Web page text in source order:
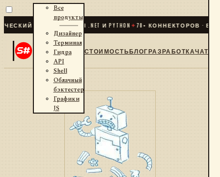
ТРЕЙДИНГ ДЛЯ .NET И PYTHON✦70+ КОННЕКТОРОВ ·
Все
продукты
Дизайнер
Терминал
Гидра
API
Shell
Облачный
бэктестер
Графики
JS
СТОИМОСТЬБЛОГРАЗРАБОТКАЧАТ